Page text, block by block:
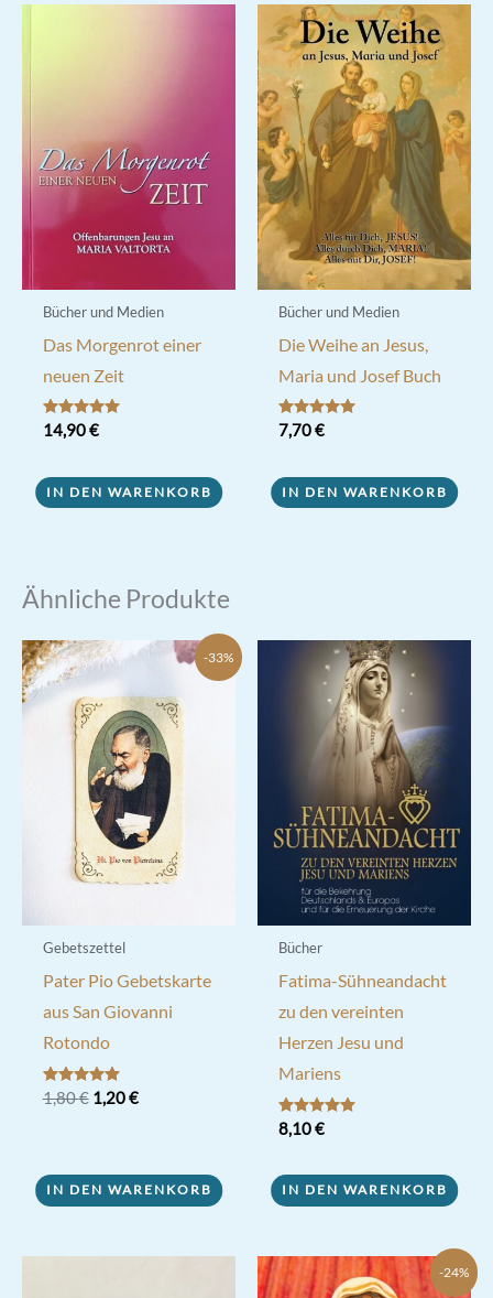
Bücher und Medien
Das Morgenrot einer
neuen Zeit
Bewertet mit
5.00
14,90€
IN DEN WARENKORB
Bücher und Medien
Die Weihe an Jesus,
Maria und Josef Buch
Bewertet mit
5.00
7,70€
IN DEN WARENKORB
Ähnliche Produkte
-33%
Gebetszettel
Pater Pio Gebetskarte
aus San Giovanni
Rotondo
Bewertet mit
5.00
1,80€ Ursprünglicher
1,20€Aktueller
IN DEN WARENKORB
Bücher
Fatima-Sühneandacht
zu den vereinten
Herzen Jesu und
Mariens
Bewertet mit
5.00
8,10€
IN DEN WARENKORB
-24%